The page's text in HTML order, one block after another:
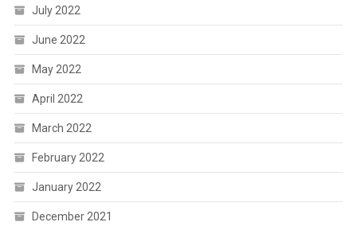
July 2022
June 2022
May 2022
April 2022
March 2022
February 2022
January 2022
December 2021